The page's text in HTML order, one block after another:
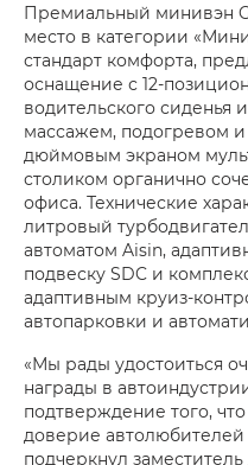
Премиальный минивэн
место в категории
стандарт комфорта,
оснащение с 12-
водительского сиденья
массажем, подогревом
дюймовым экраном
столиком органично
офиса. Технические
литровый
автоматом Aisin,
подвеску SDC и
адаптивным круиз-
автопарковки и
«Мы рады удостоиться
награды в
подтверждение того,
доверие
подчеркнул